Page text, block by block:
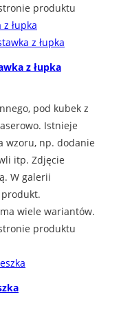
produktu
z łupka
pod kubek z
Istnieje
wzoru, np. dodanie
itp. Zdjęcie
W galerii
produkt.
wiele wariantów.
produktu